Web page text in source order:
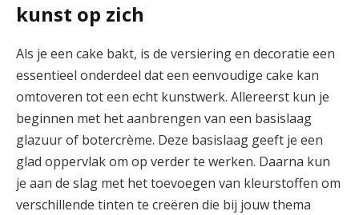
kunst op zich
Als je een cake bakt, is de versiering en decoratie een
essentieel onderdeel dat een eenvoudige cake kan
omtoveren tot een echt kunstwerk. Allereerst kun je
beginnen met het aanbrengen van een basislaag
glazuur of botercrème. Deze basislaag geeft je een
glad oppervlak om op verder te werken. Daarna kun
je aan de slag met het toevoegen van kleurstoffen om
verschillende tinten te creëren die bij jouw thema